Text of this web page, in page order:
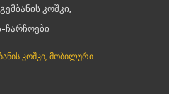
ᲙᲝᲨᲙᲘ,
ᲩᲐᲠᲩᲝᲔᲑᲘ
ᲙᲝᲨᲙᲘ, ᲛᲝᲑᲘᲚᲣᲠᲘ